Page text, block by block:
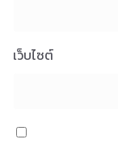
เว็บไซต์